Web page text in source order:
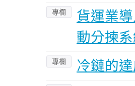
專欄
貨運業
動分揀
專欄 冷鏈的